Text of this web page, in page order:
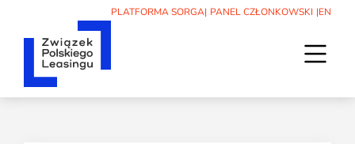
PLATFORMA SORGA| PANEL CZŁONKOWSKI |EN